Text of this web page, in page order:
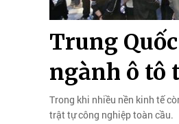
Trung
ngành ô tô
Trong khi nhiều nền kinh tế
trật tự công nghiệp toàn cầu.